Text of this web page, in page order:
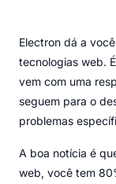
Electron dá a
tecnologias web.
vem com uma
seguem para o
problemas
A boa notícia é
web, você tem